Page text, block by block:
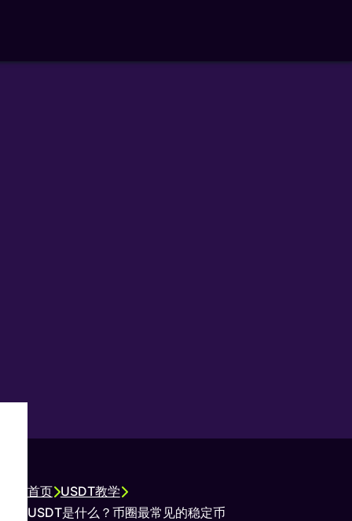
首页 USDT教学
USDT是什么？币圈最常见的稳定币